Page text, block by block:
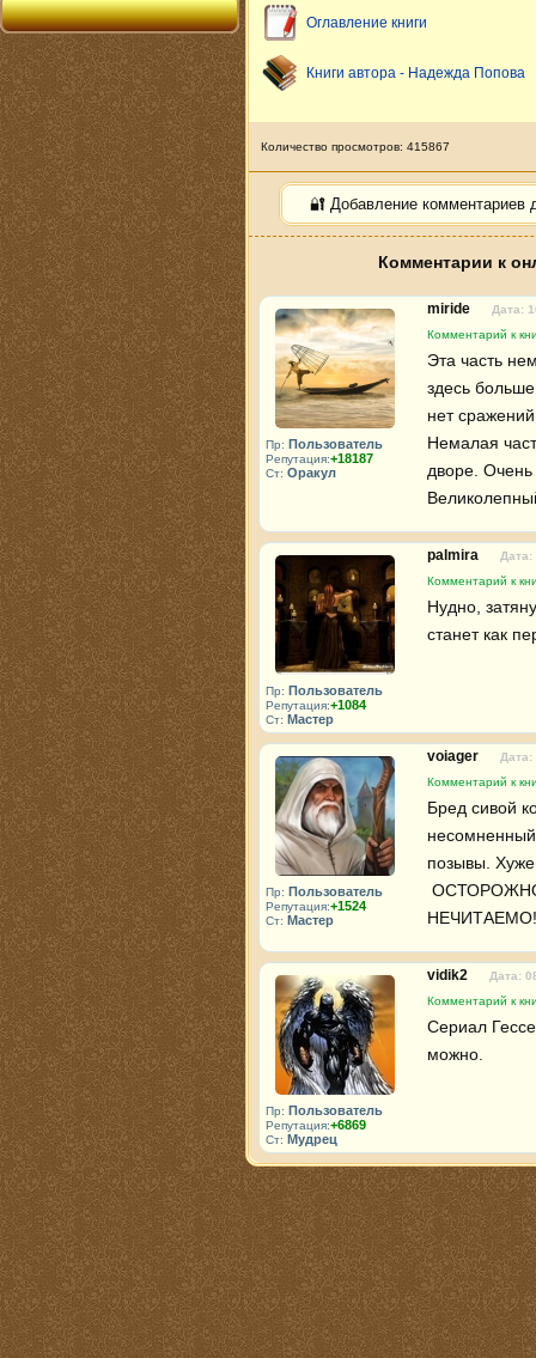
Оглавление книги
Книги автора - Надежда Попова
Количество просмотров: 415867
🔐 Добавление комментариев
Комментарии к
Пр: Пользователь
Репутация:+18187
Ст: Оракул
miride
Дата:
Комментарий к
Эта часть
здесь
нет
Немалая
дворе.
Пр: Пользователь
Репутация:+1084
Ст: Мастер
palmira
Дата:
Комментарий к
Нудно,
станет как
Пр: Пользователь
Репутация:+1524
Ст: Мастер
voiager
Дата:
Комментарий к
Бред сивой
позывы.
НЕЧИТАЕМО!
Пр: Пользователь
Репутация:+6869
Ст: Мудрец
vidik2
Дата:
Комментарий к
Сериал
можно.